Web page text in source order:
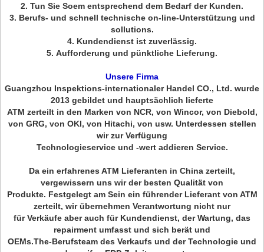
2. Tun Sie Soem entsprechend dem Bedarf der Kunden.
3. Berufs- und schnell technische on-line-Unterstützung und
sollutions.
4. Kundendienst ist zuverlässig.
5. Aufforderung und pünktliche Lieferung.
Unsere Firma
Guangzhou Inspektions-internationaler Handel CO., Ltd. wurde
2013 gebildet und hauptsächlich lieferte
ATM zerteilt in den Marken von NCR, von Wincor, von Diebold,
von GRG, von OKI, von Hitachi, von usw. Unterdessen stellen
wir zur Verfügung
Technologieservice und -wert addieren Service.
Da ein erfahrenes ATM Lieferanten in China zerteilt,
vergewissern uns wir der besten Qualität von
Produkte. Festgelegt am Sein ein führender Lieferant von ATM
zerteilt, wir übernehmen Verantwortung nicht nur
für Verkäufe aber auch für Kundendienst, der Wartung, das
repairment umfasst und sich berät und
OEMs.The-Berufsteam des Verkaufs und der Technologie und